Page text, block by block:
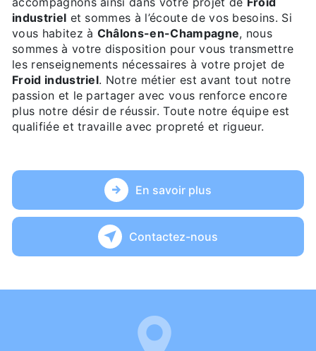
industriel et sommes à l’écoute de vos besoins. Si
vous habitez à Châlons-en-Champagne, nous
sommes à votre disposition pour vous transmettre
les renseignements nécessaires à votre projet de
Froid industriel. Notre métier est avant tout notre
passion et le partager avec vous renforce encore
plus notre désir de réussir. Toute notre équipe est
qualifiée et travaille avec propreté et rigueur.
En savoir plus
Contactez-nous